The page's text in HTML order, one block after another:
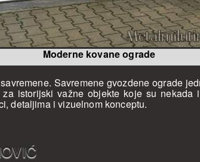
Moderne kovane ograde
Savremene gvozdene ograde
istorijski važne objekte koje su
detaljima i vizuelnom konceptu.